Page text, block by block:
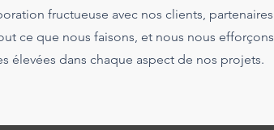
fructueuse avec nos clients, partenaires
ce que nous faisons, et nous nous efforçons
dans chaque aspect de nos projets.